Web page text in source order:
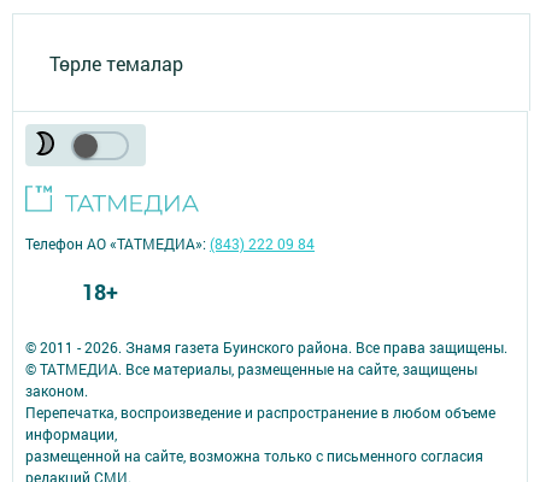
Төрле темалар
© 2011 - 2026. Знамя газета Буинского района. Все права защищены.
© ТАТМЕДИА. Все материалы, размещенные на сайте, защищены
законом.
Перепечатка, воспроизведение и распространение в любом объеме
информации,
размещенной на сайте, возможна только с письменного согласия
редакций СМИ.
Телефон АО «ТАТМЕДИА»:(843) 222 09 84
18+